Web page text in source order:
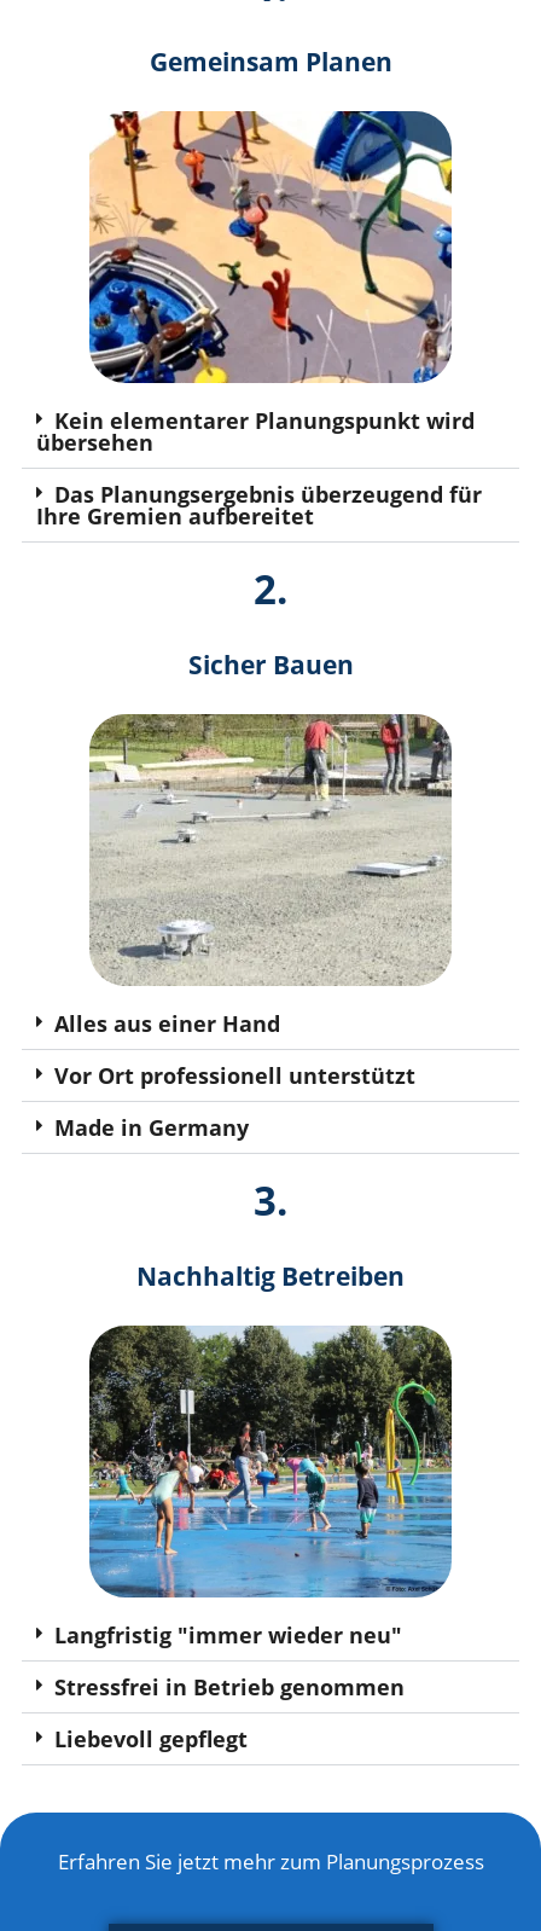
Gemeinsam Planen
Kein elementarer Planungspunkt wird
übersehen
Das Planungsergebnis überzeugend für
Ihre Gremien aufbereitet
2.
Sicher Bauen
Alles aus einer Hand
Vor Ort professionell unterstützt
Made in Germany
3.
Nachhaltig Betreiben
Langfristig "immer wieder neu"
Stressfrei in Betrieb genommen
Liebevoll gepflegt
Erfahren Sie jetzt mehr zum Planungsprozess